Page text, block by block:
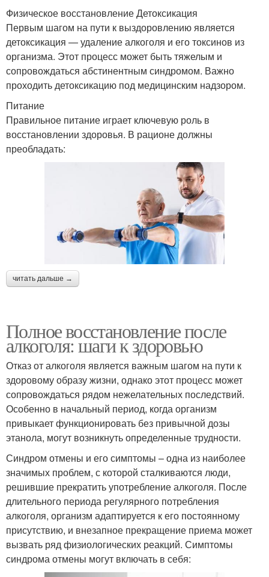
Физическое восстановление Детоксикация
Первым шагом на пути к выздоровлению является
детоксикация — удаление алкоголя и его токсинов из
организма. Этот процесс может быть тяжелым и
сопровождаться абстинентным синдромом. Важно
проходить детоксикацию под медицинским надзором.
Питание
Правильное питание играет ключевую роль в
восстановлении здоровья. В рационе должны
преобладать:
читать дальше →
Полное восстановление после
алкоголя: шаги к здоровью
Отказ от алкоголя является важным шагом на пути к
здоровому образу жизни, однако этот процесс может
сопровождаться рядом нежелательных последствий.
Особенно в начальный период, когда организм
привыкает функционировать без привычной дозы
этанола, могут возникнуть определенные трудности.
Синдром отмены и его симптомы – одна из наиболее
значимых проблем, с которой сталкиваются люди,
решившие прекратить употребление алкоголя. После
длительного периода регулярного потребления
алкоголя, организм адаптируется к его постоянному
присутствию, и внезапное прекращение приема может
вызвать ряд физиологических реакций. Симптомы
синдрома отмены могут включать в себя: